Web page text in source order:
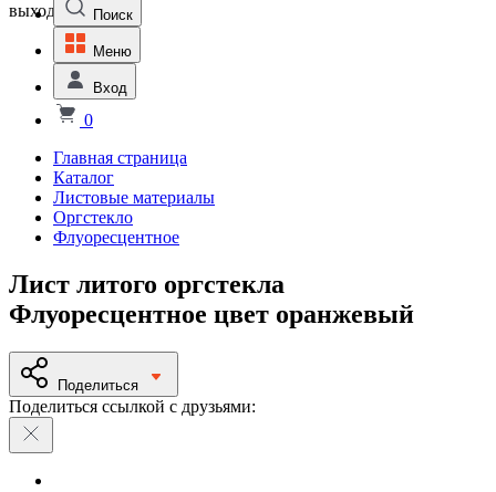
выходной
Поиск
Меню
Вход
0
Главная страница
Каталог
Листовые материалы
Оргстекло
Флуоресцентное
Лист литого оргстекла
Флуоресцентное цвет оранжевый
Поделиться
Поделиться ссылкой с друзьями: